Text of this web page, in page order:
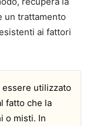
un trattamento
ai fattori
essere utilizzato
fatto che la
o misti. In